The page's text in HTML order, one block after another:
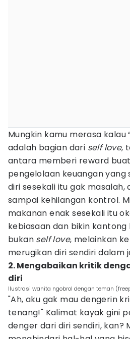
Mungkin kamu merasa kalau
adalah bagian dari self love,
antara memberi reward
pengelolaan keuangan yang
diri sesekali itu gak masalah,
sampai kehilangan kontrol.
makanan enak sesekali itu
kebiasaan dan bikin kantong
bukan self love, melainkan
merugikan diri sendiri dalam
2. Mengabaikan kritik
diri
Ilustrasi wanita ngobrol dengan teman
"Ah, aku gak mau dengerin
tenang!" Kalimat kayak gini
denger dari diri sendiri, kan?